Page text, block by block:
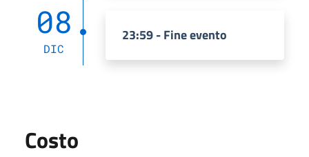
08
DIC
23:59 - Fine evento
Costo